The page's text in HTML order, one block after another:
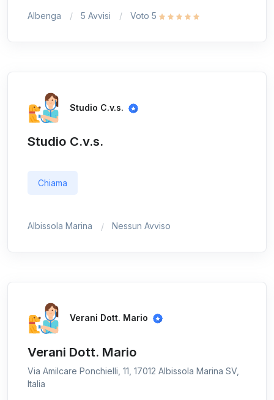
Albenga 5 Avvisi Voto 5
Studio C.v.s.
Studio C.v.s.
Chiama
Albissola Marina Nessun Avviso
Verani Dott. Mario
Verani Dott. Mario
Via Amilcare Ponchielli, 11, 17012 Albissola Marina SV,
Italia